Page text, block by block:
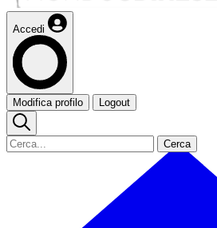
Accedi
Modifica profilo Logout
Cerca